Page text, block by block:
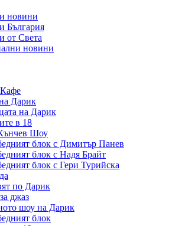
новини
България
от Света
новини
Дарик
на Дарик
в 18
Шоу
блок с Димитър Панев
блок с Надя Брайт
блок с Гери Турийска
по Дарик
джаз
шоу на Дарик
блок